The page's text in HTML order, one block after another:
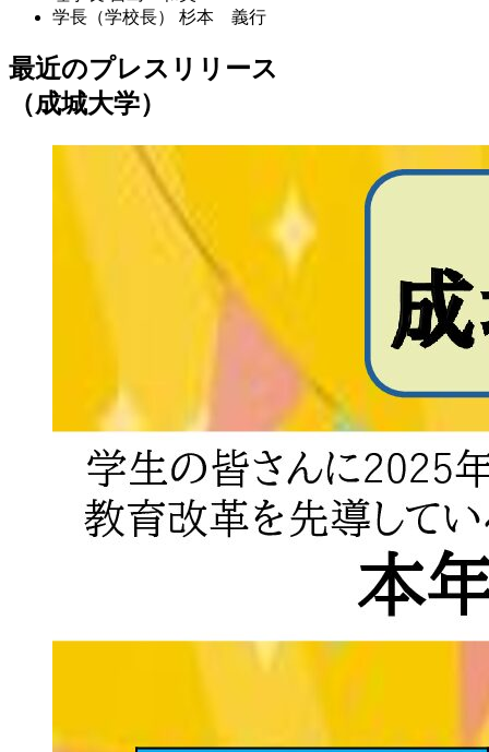
学長（学校長）
杉本 義行
最近のプレスリリース
（成城大学）